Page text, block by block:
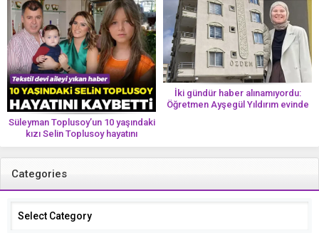
Süleyman Toplusoy’un 10 yaşındaki
kızı Selin Toplusoy hayatını
kaybetti! ‘Ah dünya güzeli melek’
İki gündür haber alınamıyordu:
Öğretmen Ayşegül Yıldırım evinde
Categories
Categories